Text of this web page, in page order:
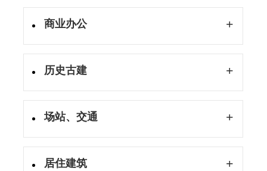
商业办公 +
历史古建 +
场站、交通 +
居住建筑 +